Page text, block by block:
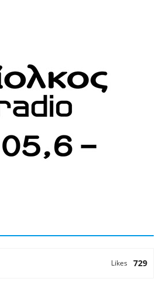
729
Likes